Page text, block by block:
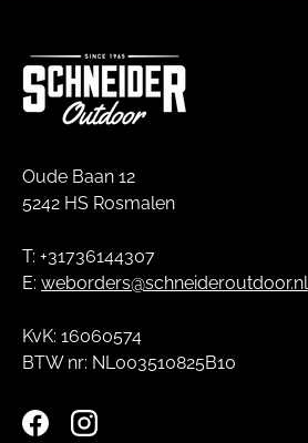
Oude Baan 12
5242 HS Rosmalen
T: +31736144307
E: weborders@schneideroutdoor.nl
KvK: 16060574
BTW nr: NL003510825B10
FacebookInstagram